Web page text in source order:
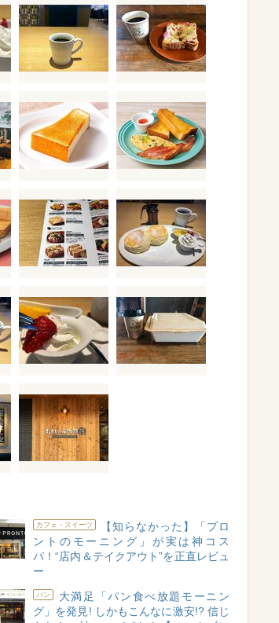
カフェ・スイーツ
【知らなかった】「プロ
ントのモーニング」が実は神コス
パ！“店内＆テイクアウト”を正直レビュ
ー
パン
大満足「パン食べ放題モーニン
グ」を発見! しかもこんなに激安!? 信じ